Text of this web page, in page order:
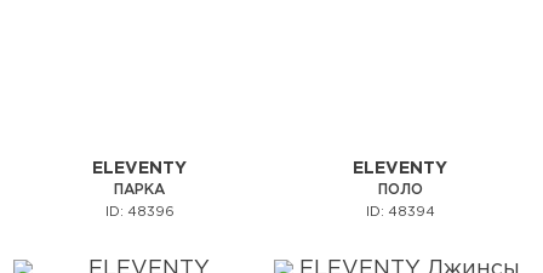
ELEVENTY
ПАРКА
ID: 48396
ELEVENTY
ПОЛО
ID: 48394